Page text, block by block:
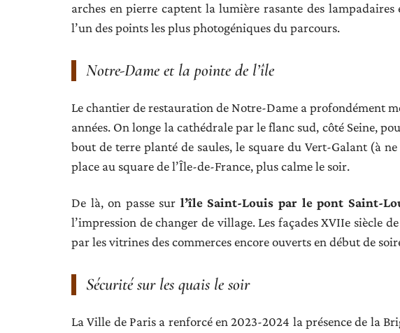
arches en pierre captent la lumière rasante des lampadaires
l’un des points les plus photogéniques du parcours.
Notre-Dame et la pointe de l’île
Le chantier de restauration de Notre-Dame a profondément
années. On longe la cathédrale par le flanc sud, côté Seine,
bout de terre planté de saules, le square du Vert-Galant (à
place au square de l’Île-de-France, plus calme le soir.
De là, on passe sur l’île Saint-Louis par le pont Saint-
l’impression de changer de village. Les façades XVIIe siècle
par les vitrines des commerces encore ouverts en début de
Sécurité sur les quais le soir
La Ville de Paris a renforcé en 2023-2024 la présence de la